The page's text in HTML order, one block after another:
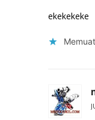
ekekekeke